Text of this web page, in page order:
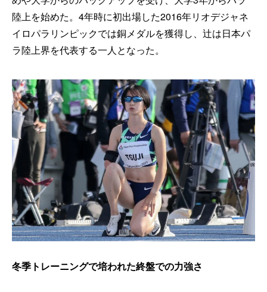
陸上を始めた。4年時に初出場した2016年リオデジャネ
イロパラリンピックでは銅メダルを獲得し、辻は日本パ
ラ陸上界を代表する一人となった。
冬季トレーニングで培われた終盤での力強さ